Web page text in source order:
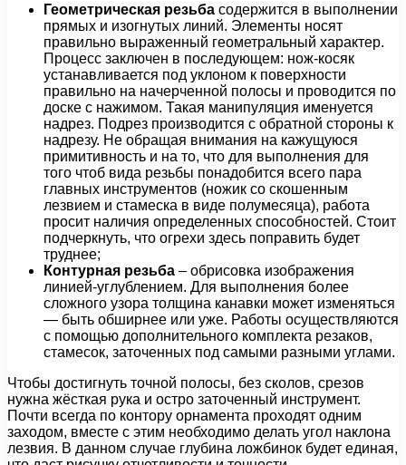
Геометрическая резьба содержится в выполнении
прямых и изогнутых линий. Элементы носят
правильно выраженный геометральный характер.
Процесс заключен в последующем: нож-косяк
устанавливается под уклоном к поверхности
правильно на начерченной полосы и проводится по
доске с нажимом. Такая манипуляция именуется
надрез. Подрез производится с обратной стороны к
надрезу. Не обращая внимания на кажущуюся
примитивность и на то, что для выполнения для
того чтоб вида резьбы понадобится всего пара
главных инструментов (ножик со скошенным
лезвием и стамеска в виде полумесяца), работа
просит наличия определенных способностей. Стоит
подчеркнуть, что огрехи здесь поправить будет
труднее;
Контурная резьба – обрисовка изображения
линией-углублением. Для выполнения более
сложного узора толщина канавки может изменяться
— быть обширнее или уже. Работы осуществляются
с помощью дополнительного комплекта резаков,
стамесок, заточенных под самыми разными углами.
Чтобы достигнуть точной полосы, без сколов, срезов
нужна жёсткая рука и остро заточенный инструмент.
Почти всегда по контору орнамента проходят одним
заходом, вместе с этим необходимо делать угол наклона
лезвия. В данном случае глубина ложбинок будет единая,